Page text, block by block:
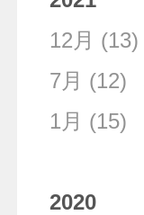
12月 (13)
7月 (12)
1月 (15)
2020